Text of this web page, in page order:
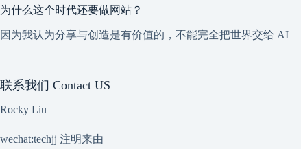
为什么这个时代还要做网站？
因为我认为分享与创造是有价值的，不能完全把世界交给 AI
联系我们 Contact US
Rocky Liu
wechat:techjj 注明来由